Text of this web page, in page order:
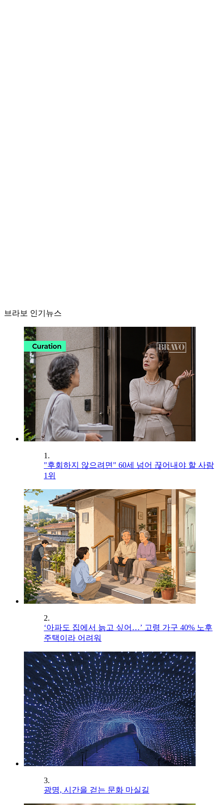
브라보 인기뉴스
1.
"후회하지 않으려면" 60세 넘어 끊어내야 할 사람
1위
2.
‘아파도 집에서 늙고 싶어…’ 고령 가구 40% 노후
주택이라 어려워
3.
광명, 시간을 걷는 문화 마실길